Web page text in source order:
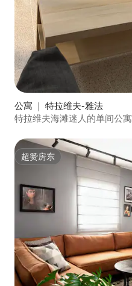
公寓 ｜ 特拉维夫-雅法
特拉维夫海滩迷人的单间公寓
超赞房东
超赞房东